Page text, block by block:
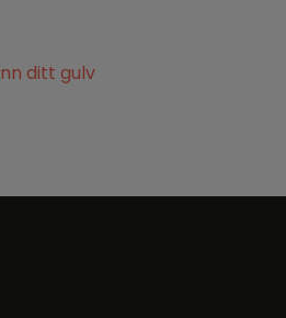
ditt gulv